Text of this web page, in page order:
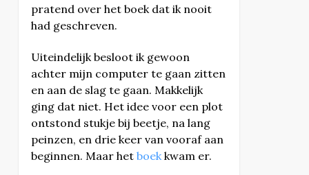
pratend over het boek dat ik nooit
had geschreven.
Uiteindelijk besloot ik gewoon
achter mijn computer te gaan zitten
en aan de slag te gaan. Makkelijk
ging dat niet. Het idee voor een plot
ontstond stukje bij beetje, na lang
peinzen, en drie keer van vooraf aan
beginnen. Maar het boekkwam er.